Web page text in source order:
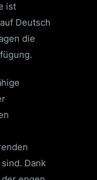
ist
Deutsch
die
Dank